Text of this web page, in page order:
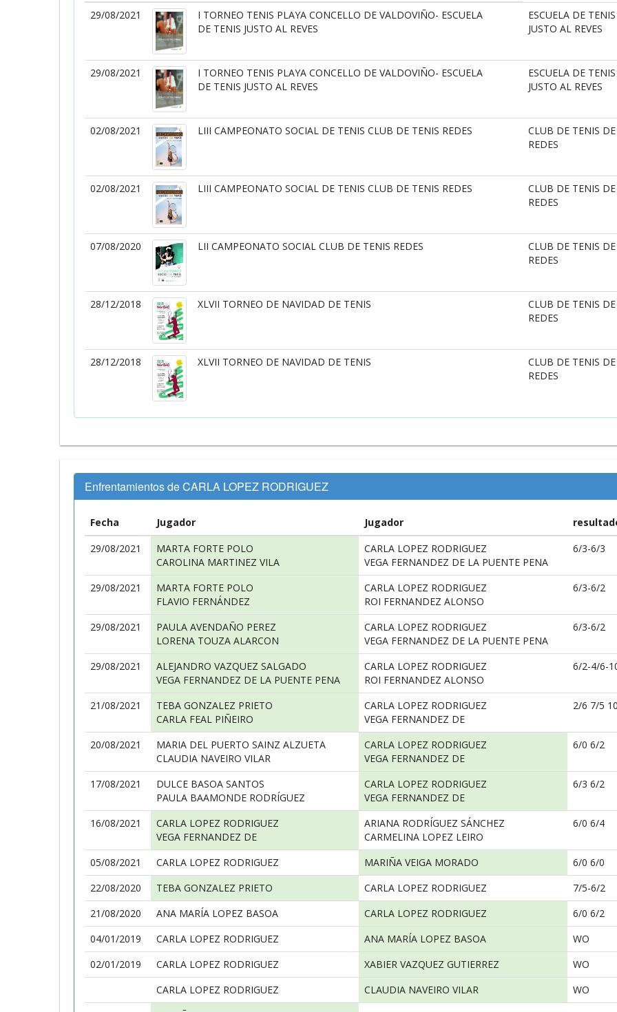
29/08/2021
I TORNEO TENIS PLAYA CONCELLO DE VALDOVIÑO- ESCUELA
DE TENIS JUSTO AL REVES
ESCUELA DE TENIS
JUSTO AL REVES
29/08/2021
I TORNEO TENIS PLAYA CONCELLO DE VALDOVIÑO- ESCUELA
DE TENIS JUSTO AL REVES
ESCUELA DE TENIS
JUSTO AL REVES
02/08/2021 LIII CAMPEONATO SOCIAL DE TENIS CLUB DE TENIS REDES
CLUB DE TENIS DE
REDES
02/08/2021 LIII CAMPEONATO SOCIAL DE TENIS CLUB DE TENIS REDES
CLUB DE TENIS DE
REDES
07/08/2020 LII CAMPEONATO SOCIAL CLUB DE TENIS REDES
CLUB DE TENIS DE
REDES
28/12/2018 XLVII TORNEO DE NAVIDAD DE TENIS
CLUB DE TENIS DE
REDES
28/12/2018 XLVII TORNEO DE NAVIDAD DE TENIS
CLUB DE TENIS DE
REDES
Enfrentamientos de CARLA LOPEZ RODRIGUEZ
Fecha Jugador Jugador
29/08/2021
MARTA FORTE POLO
CAROLINA MARTINEZ VILA
CARLA LOPEZ RODRIGUEZ
VEGA FERNANDEZ DE LA PUENTE PENA
6/3-6/3
29/08/2021
MARTA FORTE POLO
FLAVIO FERNÁNDEZ
CARLA LOPEZ RODRIGUEZ
ROI FERNANDEZ ALONSO
6/3-6/2
29/08/2021
PAULA AVENDAÑO PEREZ
LORENA TOUZA ALARCON
CARLA LOPEZ RODRIGUEZ
VEGA FERNANDEZ DE LA PUENTE PENA
6/3-6/2
29/08/2021
ALEJANDRO VAZQUEZ SALGADO
VEGA FERNANDEZ DE LA PUENTE PENA
CARLA LOPEZ RODRIGUEZ
ROI FERNANDEZ ALONSO
6/2-4/6-
21/08/2021
TEBA GONZALEZ PRIETO
CARLA FEAL PIÑEIRO
CARLA LOPEZ RODRIGUEZ
VEGA FERNANDEZ DE
2/6 7/5
20/08/2021
MARIA DEL PUERTO SAINZ ALZUETA
CLAUDIA NAVEIRO VILAR
CARLA LOPEZ RODRIGUEZ
VEGA FERNANDEZ DE
6/0 6/2
17/08/2021
DULCE BASOA SANTOS
PAULA BAAMONDE RODRÍGUEZ
CARLA LOPEZ RODRIGUEZ
VEGA FERNANDEZ DE
6/3 6/2
16/08/2021
CARLA LOPEZ RODRIGUEZ
VEGA FERNANDEZ DE
ARIANA RODRÍGUEZ SÁNCHEZ
CARMELINA LOPEZ LEIRO
6/0 6/4
05/08/2021 CARLA LOPEZ RODRIGUEZ MARIÑA VEIGA MORADO
6/0 6/0
22/08/2020
TEBA GONZALEZ PRIETO CARLA LOPEZ RODRIGUEZ
7/5-6/2
21/08/2020
ANA MARÍA LOPEZ BASOA CARLA LOPEZ RODRIGUEZ
6/0 6/2
04/01/2019
CARLA LOPEZ RODRIGUEZ ANA MARÍA LOPEZ BASOA
WO
02/01/2019
CARLA LOPEZ RODRIGUEZ XABIER VAZQUEZ GUTIERREZ
WO
CARLA LOPEZ RODRIGUEZ
CLAUDIA NAVEIRO VILAR
WO